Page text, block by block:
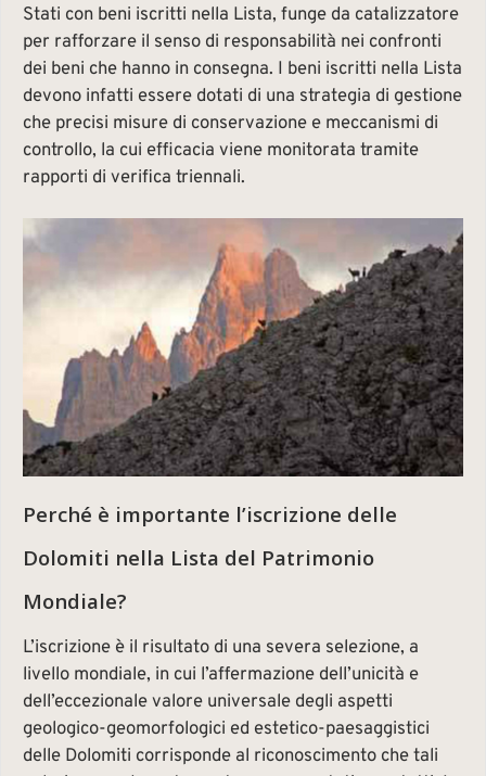
Stati con beni iscritti nella Lista, funge da catalizzatore
per rafforzare il senso di responsabilità nei confronti
dei beni che hanno in consegna. I beni iscritti nella Lista
devono infatti essere dotati di una strategia di gestione
che precisi misure di conservazione e meccanismi di
controllo, la cui efficacia viene monitorata tramite
rapporti di verifica triennali.
Perché è importante l’iscrizione delle
Dolomiti nella Lista del Patrimonio
Mondiale?
L’iscrizione è il risultato di una severa selezione, a
livello mondiale, in cui l’affermazione dell’unicità e
dell’eccezionale valore universale degli aspetti
geologico-geomorfologici ed estetico-paesaggistici
delle Dolomiti corrisponde al riconoscimento che tali